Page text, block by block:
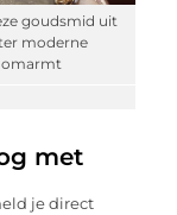
goudsmid uit
moderne
omarmt
met
je direct